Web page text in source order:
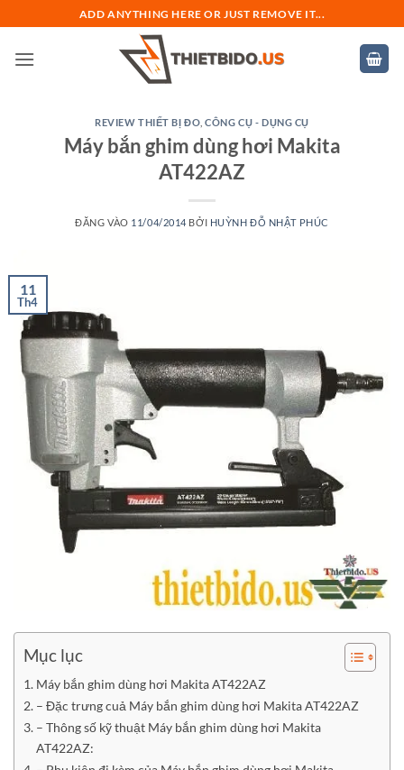
qua
nội
ADD ANYTHING HERE OR JUST REMOVE IT...
REVIEW THIẾT BỊ ĐO ,CÔNG CỤ - DỤNG CỤ
Máy bắn ghim dùng hơi Makita
AT422AZ
ĐĂNG VÀO 11/04/2014 BỞI HUỲNH ĐỖ NHẬT PHÚC
11
Th4
Mục lục
Máy bắn ghim dùng hơi Makita AT422AZ
– Đặc trưng cuả Máy bắn ghim dùng hơi Makita AT422AZ
– Thông số kỹ thuật Máy bắn ghim dùng hơi Makita
AT422AZ: